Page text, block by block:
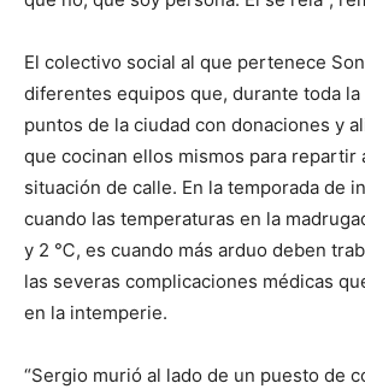
El colectivo social al que pertenece
diferentes equipos que, durante toda
puntos de la ciudad con donaciones y
que cocinan ellos mismos para repartir
situación de calle. En la temporada de
cuando las temperaturas en la
y 2 ℃, es cuando más arduo deben
las severas complicaciones médicas
en la intemperie.
“Sergio murió al lado de un puesto de